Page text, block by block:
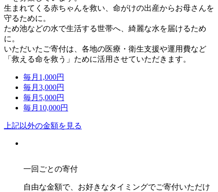
生まれてくる赤ちゃんを救い、命がけの出産からお母さんを
守るために。
ため池などの水で生活する世帯へ、綺麗な水を届けるため
に。
いただいたご寄付は、各地の医療・衛生支援や運用費など
「救える命を救う」ために活用させていただきます。
毎月 1,000円
毎月 3,000円
毎月 5,000円
毎月 10,000円
上記以外の金額を見る
一回ごとの寄付
自由な金額で、お好きなタイミングでご寄付いただけ